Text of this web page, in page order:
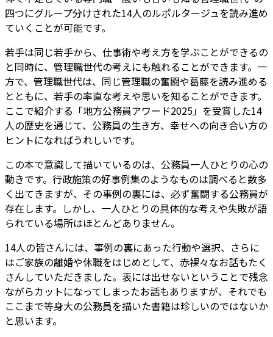
四つにグループ分けされた14人のルポルタージュを読み進め
ていくことが可能です。
若手は同じ若手から、仕事術や考え方を学ぶことができるの
と同時に、管理職世代の考えにも触れることができます。一
方で、管理職世代は、同じ管理職の奮闘や葛藤を読み進める
とともに、若手の率直な考えや思いを知ることができます。
ここで紹介する「地方公務員アワード2025」を受賞した14
人の歴史を通じて、公務員の生き方、幸せへの向き合い方の
ヒントになればうれしいです。
この本で意識して描いているのは、 公務員一人ひとりの心の
動きです。行政施策の好事例集のようなものは調べると数多
く出てきますが、その事例の裏には、必ず奮闘する公務員が
存在します。しかし、一人ひとりの具体的な考えや失敗が語
られている場所はほとんどありません。
14人の皆さんには、事例の裏にあった行動や選択、さらに
はご家族の離婚や休職をはじめとして、赤裸々なお話もたく
さんしていただきました。表には出せないということで残念
ながらカットになってしまったお話もありますが、それでも
ここまで等身大の公務員を描いた書籍は珍しいのではないか
と思います。